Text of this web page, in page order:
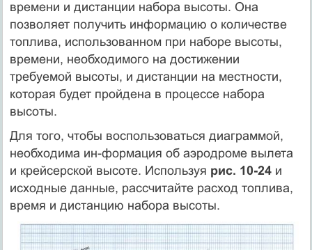
времени и дистанции набора высоты. Она
позволяет получить информацию о количестве
топлива, использованном при наборе высоты,
времени, необходимого на достижении
требуемой высоты, и дистанции на местности,
которая будет пройдена в процессе набора
высоты.
Для того, чтобы воспользоваться диаграммой,
необходима ин-формация об аэродроме вылета
и крейсерской высоте. Используя рис. 10-24и
исходные данные, рассчитайте расход топлива,
время и дистанцию набора высоты.